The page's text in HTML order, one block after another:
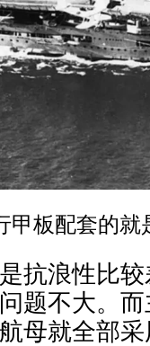
甲板配套的就
抗浪性比
题不大。
母就全部